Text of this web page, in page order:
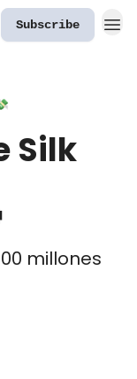
Subscribe
Silk
millones